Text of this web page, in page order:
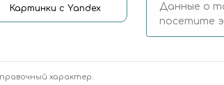
Картинки с Yandex
Данные о
посетите
характер.